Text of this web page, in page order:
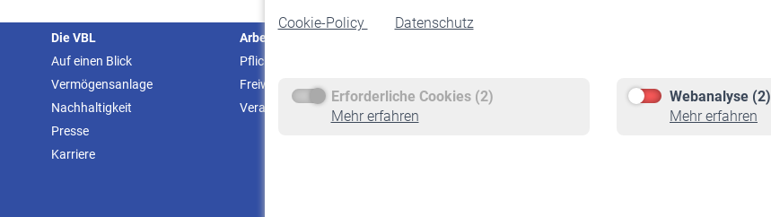
Cookie-Policy
Datenschutz
Erforderliche Cookies (2)
Mehr erfahren
Webanalyse (2)
Mehr erfahren
Die VBL
Auf einen Blick
Vermögensanlage
Nachhaltigkeit
Presse
Karriere
Arbeitgeber
Pflichtversicherung
Freiwillige Versicherung
Veranstaltungen
Staatliche Förderung
Rente beantragen
Rentenauszahlung